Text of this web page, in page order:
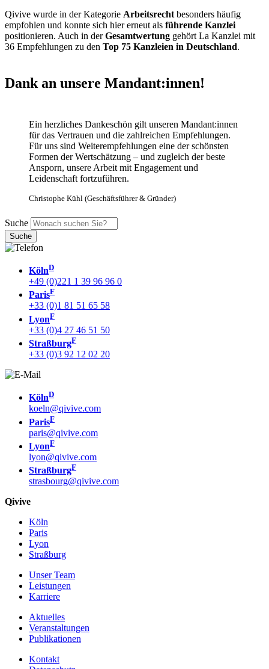
Qivive wurde in der Kategorie Arbeitsrecht besonders häufig
empfohlen und konnte sich hier erneut als führende Kanzlei
positionieren. Auch in derGesamtwertung gehört La Kanzlei mit
36 Empfehlungen zu den Top 75 Kanzleien in Deutschland.
Dank an unsere Mandant:innen!
Ein herzliches Dankeschön gilt unseren Mandant:innen
für das Vertrauen und die zahlreichen Empfehlungen.
Für uns sind Weiterempfehlungen eine der schönsten
Formen der Wertschätzung – und zugleich der beste
Ansporn, unsere Arbeit mit Engagement und
Leidenschaft fortzuführen.
Christophe Kühl (Geschäftsführer & Gründer)
Suche
KölnD
+49 (0)221 1 39 96 96 0
ParisF
+33 (0)1 81 51 65 58
LyonF
+33 (0)4 27 46 51 50
StraßburgF
+33 (0)3 92 12 02 20
KölnD
koeln@qivive.com
ParisF
paris@qivive.com
LyonF
lyon@qivive.com
StraßburgF
strasbourg@qivive.com
Qivive
Köln
Paris
Lyon
Straßburg
Unser Team
Leistungen
Karriere
Aktuelles
Veranstaltungen
Publikationen
Kontakt